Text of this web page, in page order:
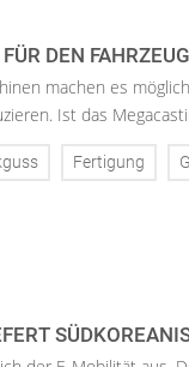
DEN
machen es
Ist das
Fertigung